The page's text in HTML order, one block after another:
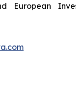
European